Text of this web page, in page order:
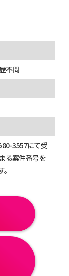
不問
3557にて受
件番号を